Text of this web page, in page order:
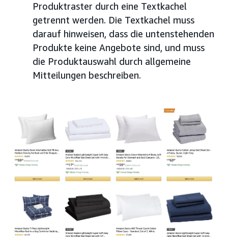
Produktraster durch eine Textkachel
getrennt werden. Die Textkachel muss
darauf hinweisen, dass die untenstehenden
Produkte keine Angebote sind, und muss
die Produktauswahl durch allgemeine
Mitteilungen beschreiben.